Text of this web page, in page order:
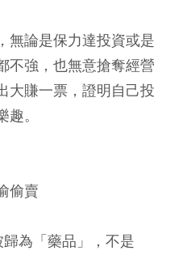
無論是保力達投資或是
不強，也無意搶奪經營
大賺一票，證明自己投
。
偷賣
為「藥品」，不是